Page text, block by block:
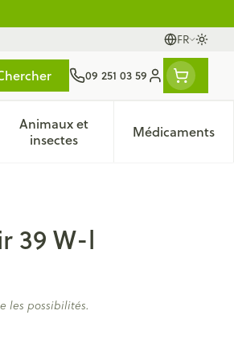
FR
Langues
09 251 03 59
Menu client
Naturopathie
menu pour la catégorie Soins à
Animaux et
insectes
Afficher le sous-menu pour
Médicaments
Afficher
39 W-l
les possibilités.